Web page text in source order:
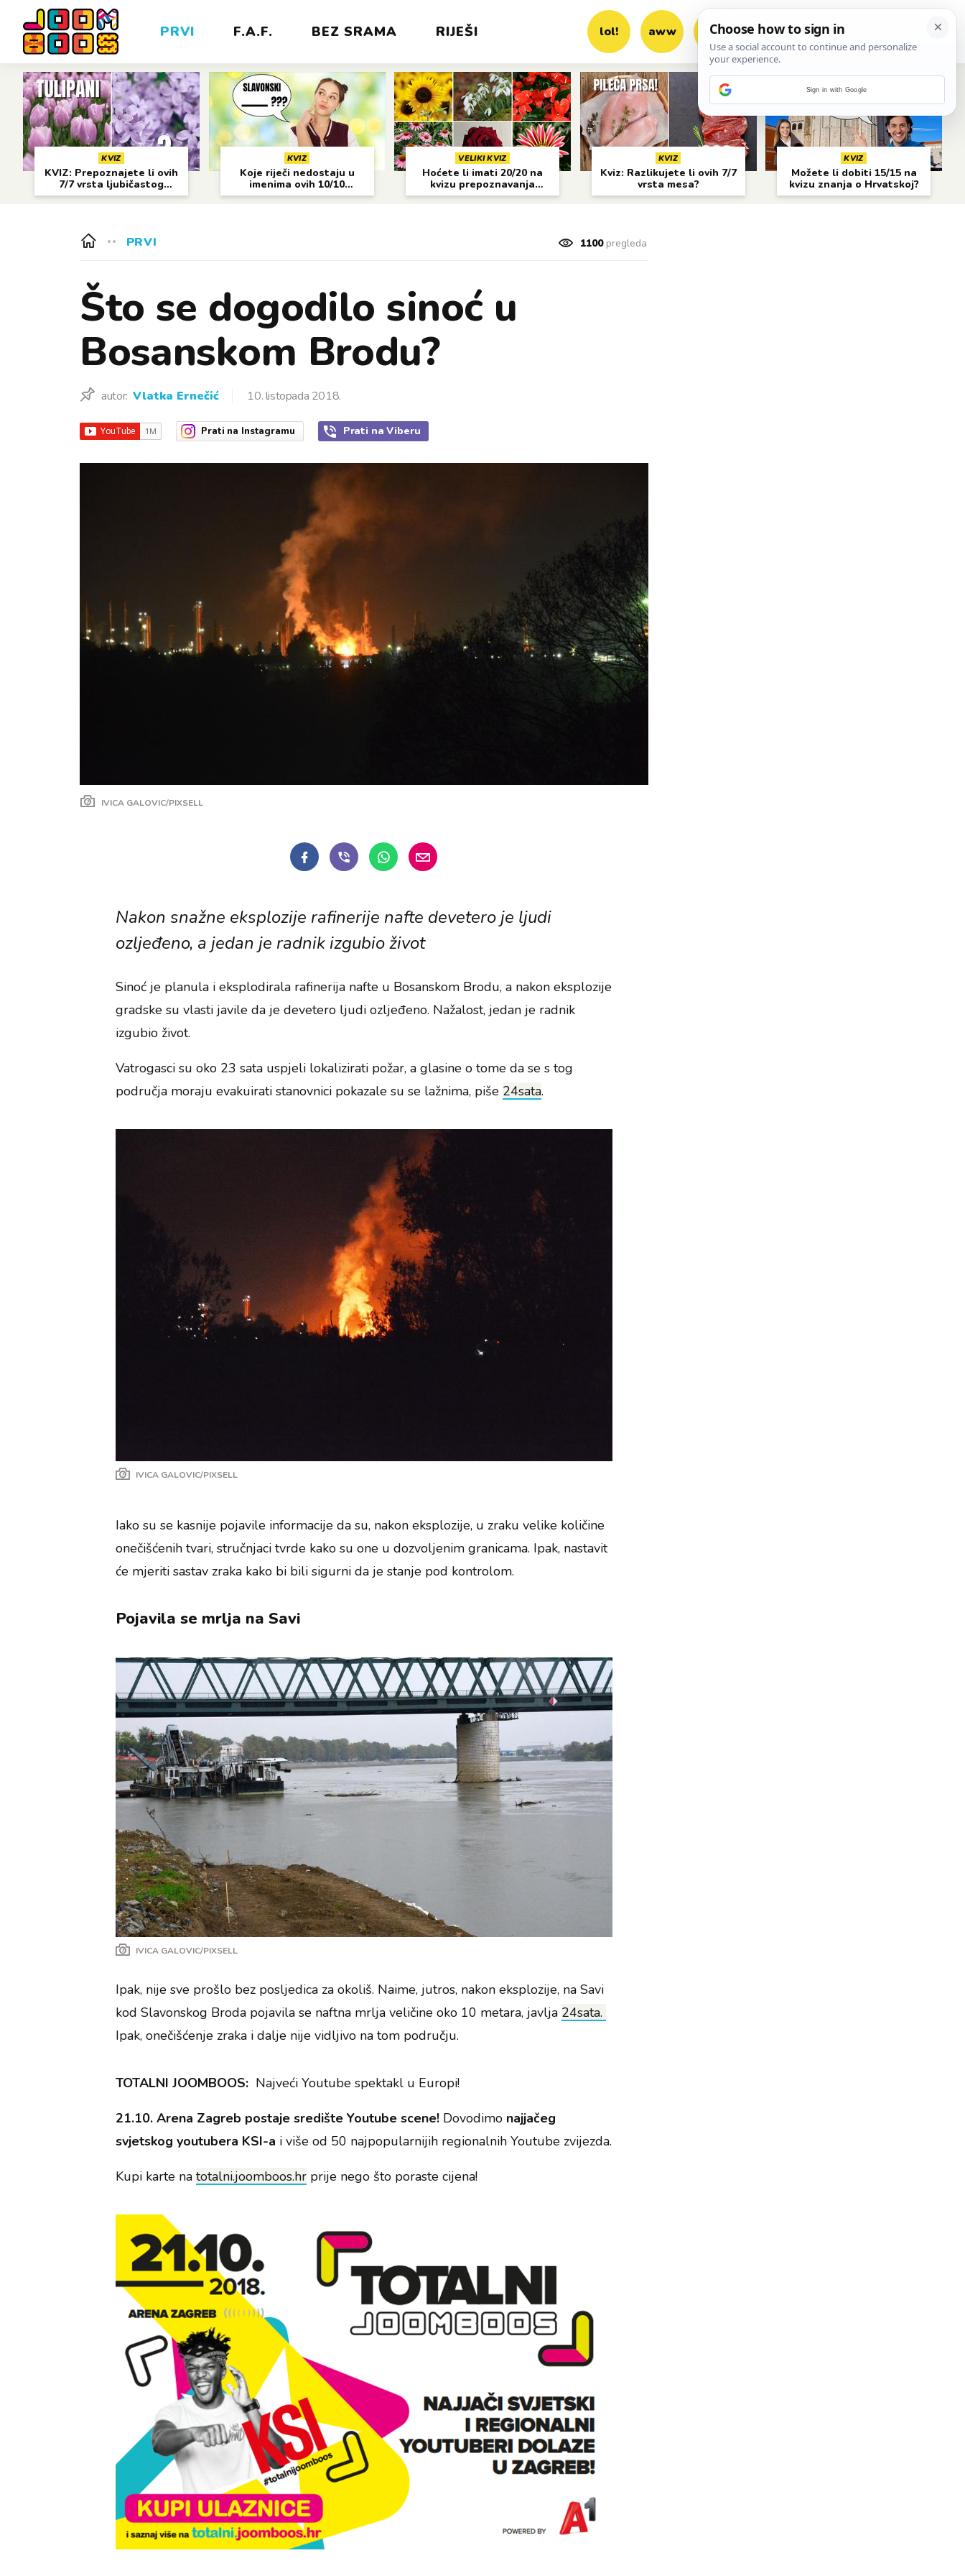
PRVI F.A.F. BEZ SRAMA RIJEŠI lol! aww vrh! woot?!
KVIZ
KVIZ: Prepoznajete li ovih
7/7 vrsta ljubičastog
cvijeća?
KVIZ
Koje riječi nedostaju u
imenima ovih 10/10
gradova?
VELIKI KVIZ
Hoćete li imati 20/20 na
kvizu prepoznavanja
cvijeća?
KVIZ
Kviz: Razlikujete li ovih 7/7
vrsta mesa?
KVIZ
Možete li dobiti 15/15 na
kvizu znanja o Hrvatskoj?
PRVI 1100pregleda
Što se dogodilo sinoć u
Bosanskom Brodu?
autor: Vlatka Ernečić 10. listopada 2018.
Prati na Instagramu Prati na Viberu
IVICA GALOVIC/PIXSELL
Nakon snažne eksplozije rafinerije nafte devetero je ljudi
ozljeđeno, a jedan je radnik izgubio život
Sinoć je planula i eksplodirala rafinerija nafte u Bosanskom Brodu, a nakon eksplozije
gradske su vlasti javile da je devetero ljudi ozljeđeno. Nažalost, jedan je radnik
izgubio život.
Vatrogasci su oko 23 sata uspjeli lokalizirati požar, a glasine o tome da se s tog
područja moraju evakuirati stanovnici pokazale su se lažnima, piše 24sata.
IVICA GALOVIC/PIXSELL
Iako su se kasnije pojavile informacije da su, nakon eksplozije, u zraku velike količine
onečišćenih tvari, stručnjaci tvrde kako su one u dozvoljenim granicama. Ipak, nastavit
će mjeriti sastav zraka kako bi bili sigurni da je stanje pod kontrolom.
Pojavila se mrlja na Savi
IVICA GALOVIC/PIXSELL
Ipak, nije sve prošlo bez posljedica za okoliš. Naime, jutros, nakon eksplozije, na Savi
kod Slavonskog Broda pojavila se naftna mrlja veličine oko 10 metara, javlja 24sata.
Ipak, onečišćenje zraka i dalje nije vidljivo na tom području.
TOTALNI JOOMBOOS: Najveći Youtube spektakl u Europi!
21.10. Arena Zagreb postaje središte Youtube scene! Dovodimo najjačeg
svjetskog youtubera KSI-a i više od 50 najpopularnijih regionalnih Youtube zvijezda.
Kupi karte natotalni.joomboos.hr prije nego što poraste cijena!
Sign in with Google